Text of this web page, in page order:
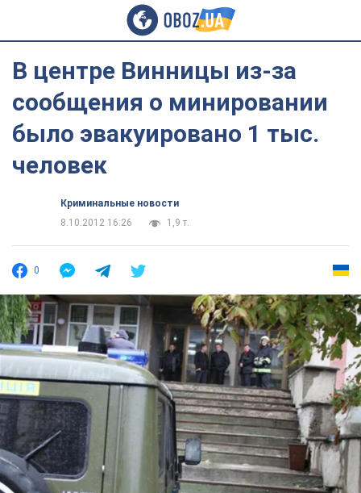
В центре Винницы из-за
сообщения о минировании
было эвакуировано 1 тыс.
человек
Криминальные новости
8.10.2012 16:26
1,9 т.
0